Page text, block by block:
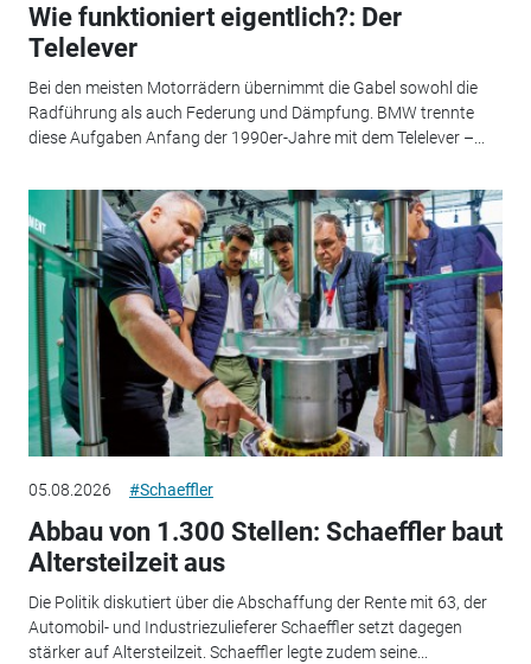
Wie funktioniert eigentlich?: Der
Telelever
Bei den meisten Motorrädern übernimmt die Gabel sowohl die
Radführung als auch Federung und Dämpfung. BMW trennte
diese Aufgaben Anfang der 1990er-Jahre mit dem Telelever –...
05.08.2026 #Schaeffler
Abbau von 1.300 Stellen: Schaeffler baut
Altersteilzeit aus
Die Politik diskutiert über die Abschaffung der Rente mit 63, der
Automobil- und Industriezulieferer Schaeffler setzt dagegen
stärker auf Altersteilzeit. Schaeffler legte zudem seine...